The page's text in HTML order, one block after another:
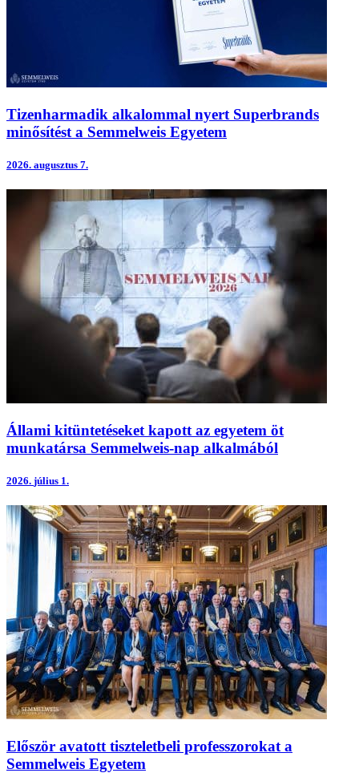
Tizenharmadik alkalommal nyert Superbrands
minősítést a Semmelweis Egyetem
2026. augusztus 7.
Állami kitüntetéseket kapott az egyetem öt
munkatársa Semmelweis-nap alkalmából
2026. július 1.
Először avatott tiszteletbeli professzorokat a
Semmelweis Egyetem